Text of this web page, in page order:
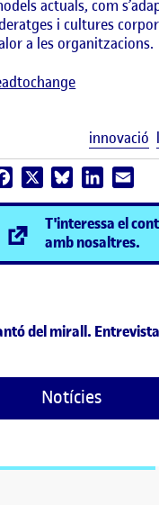
actuals, com
i cultures
a les organitzacions.
innovació
Facebook Bluesky LinkedIn
T'interessa el
amb nosaltres.
del mirall.
Notícies